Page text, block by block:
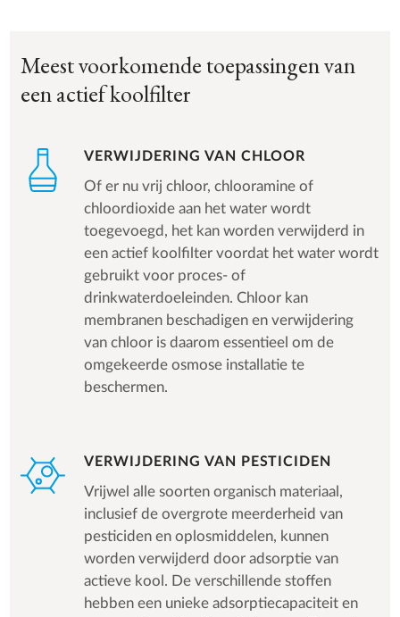
Meest voorkomende toepassingen van
een actief koolfilter
VERWIJDERING VAN CHLOOR
Of er nu vrij chloor, chlooramine of
chloordioxide aan het water wordt
toegevoegd, het kan worden verwijderd in
een actief koolfilter voordat het water wordt
gebruikt voor proces- of
drinkwaterdoeleinden. Chloor kan
membranen beschadigen en verwijdering
van chloor is daarom essentieel om de
omgekeerde osmose installatie te
beschermen.
VERWIJDERING VAN PESTICIDEN
Vrijwel alle soorten organisch materiaal,
inclusief de overgrote meerderheid van
pesticiden en oplosmiddelen, kunnen
worden verwijderd door adsorptie van
actieve kool. De verschillende stoffen
hebben een unieke adsorptiecapaciteit en